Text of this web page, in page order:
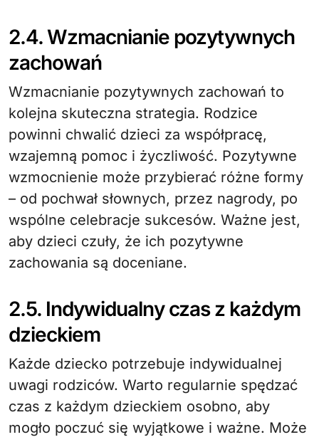
2.4. Wzmacnianie pozytywnych
zachowań
Wzmacnianie pozytywnych zachowań to
kolejna skuteczna strategia. Rodzice
powinni chwalić dzieci za współpracę,
wzajemną pomoc i życzliwość. Pozytywne
wzmocnienie może przybierać różne formy
– od pochwał słownych, przez nagrody, po
wspólne celebracje sukcesów. Ważne jest,
aby dzieci czuły, że ich pozytywne
zachowania są doceniane.
2.5. Indywidualny czas z każdym
dzieckiem
Każde dziecko potrzebuje indywidualnej
uwagi rodziców. Warto regularnie spędzać
czas z każdym dzieckiem osobno, aby
mogło poczuć się wyjątkowe i ważne. Może